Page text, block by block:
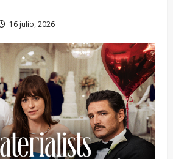
16 julio, 2026